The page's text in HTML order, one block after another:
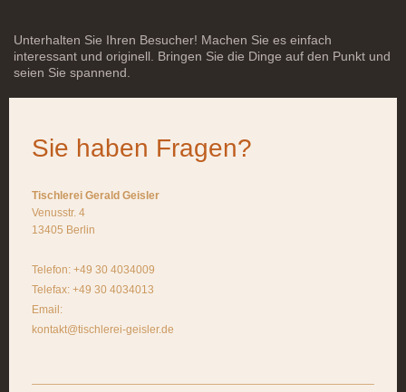
Unterhalten Sie Ihren Besucher! Machen Sie es einfach
interessant und originell. Bringen Sie die Dinge auf den Punkt und
seien Sie spannend.
Sie haben Fragen?
Tischlerei Gerald Geisler
Venusstr. 4
13405 Berlin
Telefon: +49 30 4034009
Telefax: +49 30 4034013
Email:
kontakt@tischlerei-geisler.de